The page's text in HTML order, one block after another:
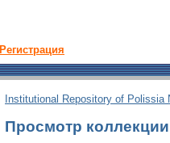
Регистрация
Institutional Repository of Polissia
Просмотр